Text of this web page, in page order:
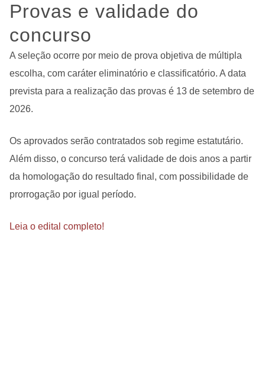
Provas e validade do
concurso
A seleção ocorre por meio de prova objetiva de múltipla
escolha, com caráter eliminatório e classificatório. A data
prevista para a realização das provas é 13 de setembro de
2026.
Os aprovados serão contratados sob regime estatutário.
Além disso, o concurso terá validade de dois anos a partir
da homologação do resultado final, com possibilidade de
prorrogação por igual período.
Leia o edital completo!